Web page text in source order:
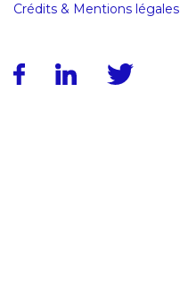
Crédits & Mentions légales